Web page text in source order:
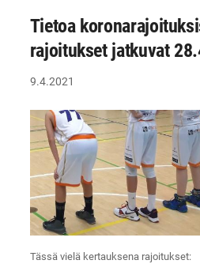
Tietoa
rajoitukset jatkuvat
9.4.2021
Tässä vielä kertauksena rajoitukset: